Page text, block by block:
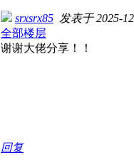
srxsrx85 发表于 2025-
全部楼层
谢谢大佬分享！！
回复